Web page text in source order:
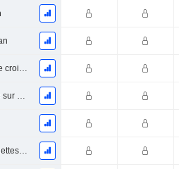
BPA dilué avant extra, 1 an de croissance
Créances clients, Croissance sur 1 an
Immobilisations corporelles nettes, 1 an Croissance